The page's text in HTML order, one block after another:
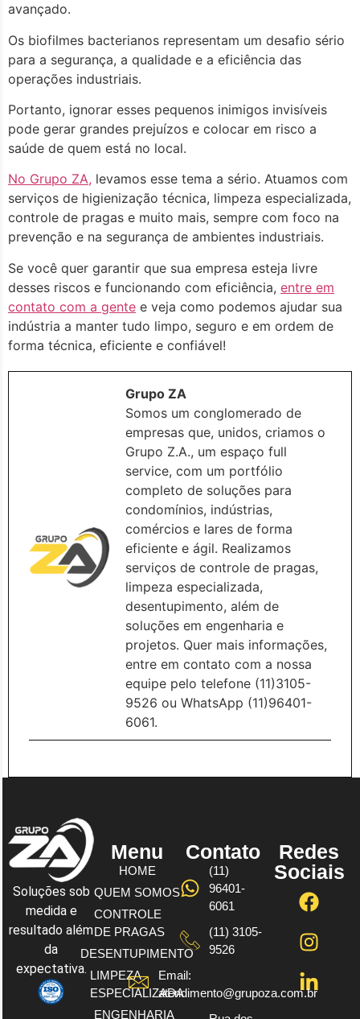
avançado.
Os biofilmes bacterianos representam um desafio sério
para a segurança, a qualidade e a eficiência das
operações industriais.
Portanto, ignorar esses pequenos inimigos invisíveis
pode gerar grandes prejuízos e colocar em risco a
saúde de quem está no local.
No Grupo ZA, levamos esse tema a sério. Atuamos com
serviços de higienização técnica, limpeza especializada,
controle de pragas e muito mais, sempre com foco na
prevenção e na segurança de ambientes industriais.
Se você quer garantir que sua empresa esteja livre
desses riscos e funcionando com eficiência, entre em
contato com a gente e veja como podemos ajudar sua
indústria a manter tudo limpo, seguro e em ordem de
forma técnica, eficiente e confiável!
Grupo ZA
Somos um conglomerado de
empresas que, unidos, criamos o
Grupo Z.A., um espaço full
service, com um portfólio
completo de soluções para
condomínios, indústrias,
comércios e lares de forma
eficiente e ágil. Realizamos
serviços de controle de pragas,
limpeza especializada,
desentupimento, além de
soluções em engenharia e
projetos. Quer mais informações,
entre em contato com a nossa
equipe pelo telefone (11)3105-
9526 ou WhatsApp (11)96401-
6061.
Soluções sob
medida e
resultado além
da
expectativa.
Menu
HOME
QUEM SOMOS
CONTROLE
DE PRAGAS
DESENTUPIMENTO
LIMPEZA
ESPECIALIZADA
ENGENHARIA
Redes
Sociais
Contato
(11)
96401-
6061
(11) 3105-
9526
Email:
atendimento@grupoza.com.br